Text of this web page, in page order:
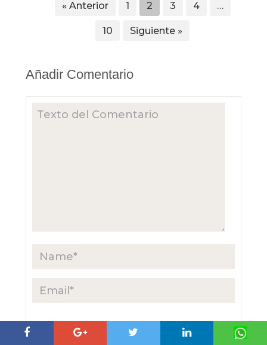
« Anterior 1 2 3 4 …
10 Siguiente »
Añadir Comentario
Avísame por correo electrónico